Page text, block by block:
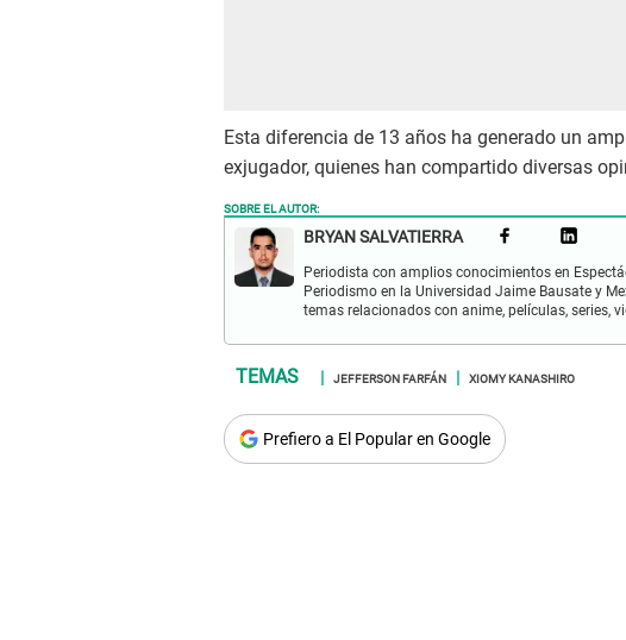
Esta diferencia de 13 años ha generado un
exjugador, quienes han compartido diversas
SOBRE EL AUTOR:
BRYAN SALVATIERRA
Periodista con amplios conocimientos en
Periodismo en la Universidad Jaime Bausate y
temas relacionados con anime, películas, series,
JEFFERSON FARFÁN XIOMY KANASHIRO
Prefiero a El Popular en Google